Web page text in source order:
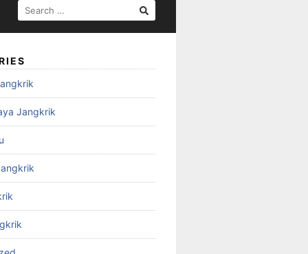
SEARCH
FOR:
Jangkrik